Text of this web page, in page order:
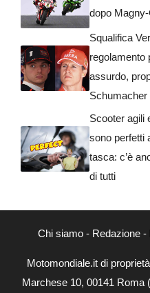
dopo
Squalifica
regolamento
assurdo,
Schumacher
Scooter agili
sono perfetti
tasca: c’è
di tutti
Chi siamo- Redazione-
Motomondiale.it di
Marchese 10, 00141 Roma